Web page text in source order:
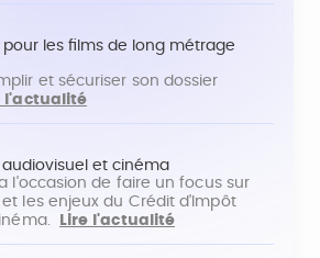
pour les films de long métrage
et sécuriser son dossier
l'actualité
et cinéma
l'occasion de faire un focus sur
les enjeux du Crédit d'Impôt
Lire l'actualité